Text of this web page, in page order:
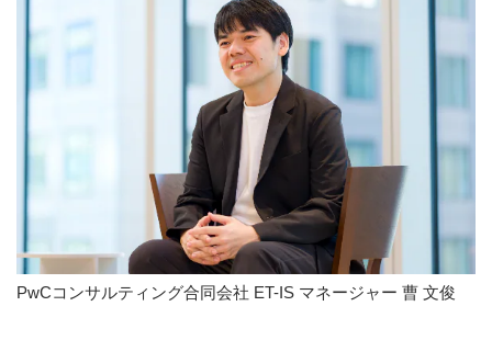
PwCコンサルティング合同会社 ET-IS マネージャー 曹 文俊